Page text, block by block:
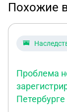
Похожие
Проблема